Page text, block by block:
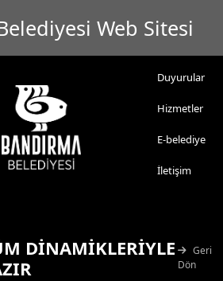
Web Sitesi
Duyurular
Hizmetler
E-belediye
İletişim
DİNAMİKLERİYLE
Geri
Dön